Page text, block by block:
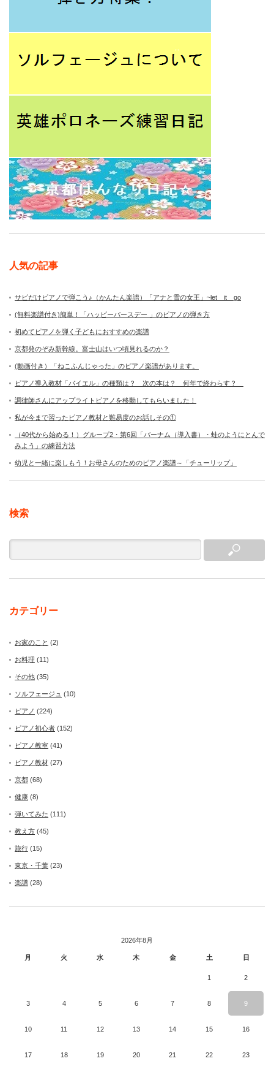
人気の記事
サビだけピアノで弾こう♪（かんたん楽譜）「アナと雪の女王」~let it go
(無料楽譜付き)簡単！「ハッピーバースデー 」のピアノの弾き方
初めてピアノを弾く子どもにおすすめの楽譜
京都発のぞみ新幹線。富士山はいつ頃見れるのか？
(動画付き）「ねこふんじゃった」のピアノ楽譜があります。
ピアノ導入教材「バイエル」の種類は？ 次の本は？ 何年で終わらす？
調律師さんにアップライトピアノを移動してもらいました！
私が今まで習ったピアノ教材と難易度のお話しその①
（40代から始める！）グループ2・第6回「バーナム（導入書）・蛙のようにとんで
みよう」の練習方法
幼児と一緒に楽しもう！お母さんのためのピアノ楽譜～「チューリップ」
検索
カテゴリー
お家のこと (2)
お料理 (11)
その他 (35)
ソルフェージュ (10)
ピアノ (224)
ピアノ初心者 (152)
ピアノ教室 (41)
ピアノ教材 (27)
京都 (68)
健康 (8)
弾いてみた (111)
教え方 (45)
旅行 (15)
東京・千葉 (23)
楽譜 (28)
2026年8月
月 火 水 木 金 土 日
1 2
3 4 5 6 7 8 9
10 11 12 13 14 15 16
17 18 19 20 21 22 23